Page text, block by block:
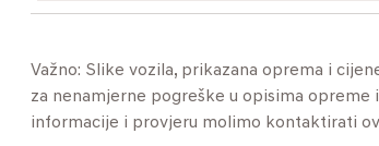
Važno: Slike vozila, prikazana oprema i
za nenamjerne pogreške u opisima
informacije i provjeru molimo kontaktirati